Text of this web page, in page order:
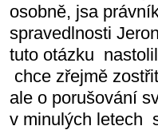
osobně, jsa
spravedlnosti
tuto otázku
chce zřejmě
ale o porušování
v minulých letech